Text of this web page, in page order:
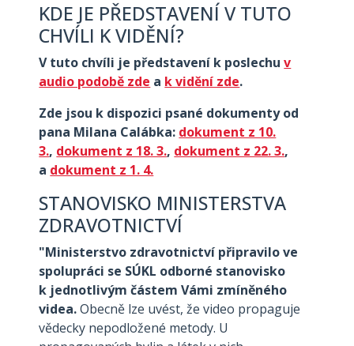
KDE JE PŘEDSTAVENÍ V TUTO
CHVÍLI K VIDĚNÍ?
V tuto chvíli je představení k poslechuv
audio podobě zde a k vidění zde.
Zde jsou k dispozici psané dokumenty od
pana Milana Calábka: dokument z 10.
3., dokument z 18. 3., dokument z 22. 3.,
a dokument z 1. 4.
STANOVISKO MINISTERSTVA
ZDRAVOTNICTVÍ
"Ministerstvo zdravotnictví připravilo ve
spolupráci se SÚKL odborné stanovisko
k jednotlivým částem Vámi zmíněného
videa.Obecně lze uvést, že video propaguje
vědecky nepodložené metody. U